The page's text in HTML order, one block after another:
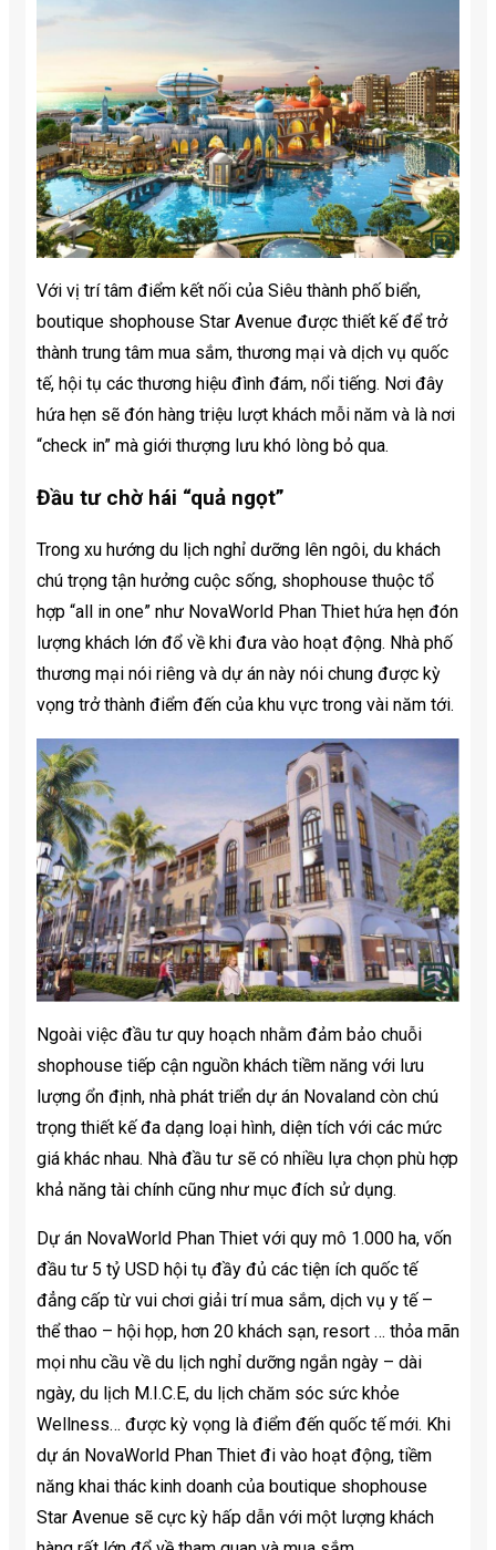
Với vị trí tâm điểm kết nối của Siêu thành phố biển,
boutique shophouse Star Avenue được thiết kế để trở
thành trung tâm mua sắm, thương mại và dịch vụ quốc
tế, hội tụ các thương hiệu đình đám, nổi tiếng. Nơi đây
hứa hẹn sẽ đón hàng triệu lượt khách mỗi năm và là nơi
“check in” mà giới thượng lưu khó lòng bỏ qua.
Đầu tư chờ hái “quả ngọt”
Trong xu hướng du lịch nghỉ dưỡng lên ngôi, du khách
chú trọng tận hưởng cuộc sống, shophouse thuộc tổ
hợp “all in one” như NovaWorld Phan Thiet hứa hẹn đón
lượng khách lớn đổ về khi đưa vào hoạt động. Nhà phố
thương mại nói riêng và dự án này nói chung được kỳ
vọng trở thành điểm đến của khu vực trong vài năm tới.
Ngoài việc đầu tư quy hoạch nhằm đảm bảo chuỗi
shophouse tiếp cận nguồn khách tiềm năng với lưu
lượng ổn định, nhà phát triển dự án Novaland còn chú
trọng thiết kế đa dạng loại hình, diện tích với các mức
giá khác nhau. Nhà đầu tư sẽ có nhiều lựa chọn phù hợp
khả năng tài chính cũng như mục đích sử dụng.
Dự án NovaWorld Phan Thiet với quy mô 1.000 ha, vốn
đầu tư 5 tỷ USD hội tụ đầy đủ các tiện ích quốc tế
đẳng cấp từ vui chơi giải trí mua sắm, dịch vụ y tế –
thể thao – hội họp, hơn 20 khách sạn, resort … thỏa mãn
mọi nhu cầu về du lịch nghỉ dưỡng ngắn ngày – dài
ngày, du lịch M.I.C.E, du lịch chăm sóc sức khỏe
Wellness… được kỳ vọng là điểm đến quốc tế mới. Khi
dự án NovaWorld Phan Thiet đi vào hoạt động, tiềm
năng khai thác kinh doanh của boutique shophouse
Star Avenue sẽ cực kỳ hấp dẫn với một lượng khách